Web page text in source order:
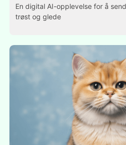
En digital AI-opplevelse for å
trøst og glede